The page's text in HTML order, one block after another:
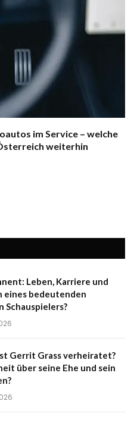
im Service – welche
weiterhin
Leben, Karriere und
eines bedeutenden
Schauspielers?
Gerrit Grass verheiratet?
über seine Ehe und sein